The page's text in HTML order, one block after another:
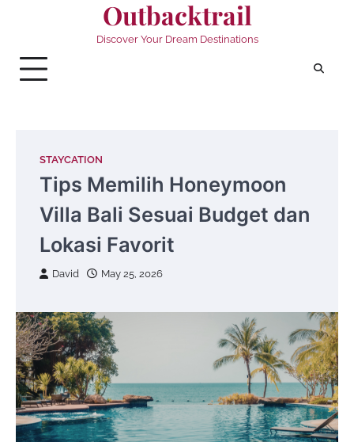
Outbacktrail
Discover Your Dream Destinations
STAYCATION
Tips Memilih Honeymoon
Villa Bali Sesuai Budget dan
Lokasi Favorit
David May 25, 2026